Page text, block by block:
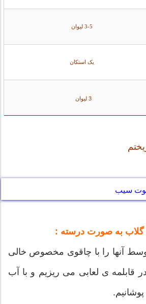
یک استکان
3 لیوان
سیب
گلاب به صورت درسته :
آنها را با چاقوی مخصوص خالی
قابلمه‌ ی لعابی می ریزیم و با آب